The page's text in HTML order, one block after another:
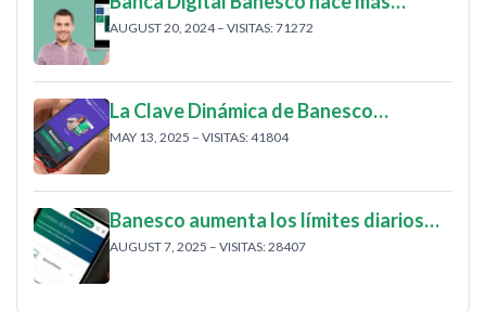
AUGUST 20, 2024 – VISITAS: 71272
La Clave Dinámica de Banesco…
MAY 13, 2025 – VISITAS: 41804
Banesco aumenta los límites diarios…
AUGUST 7, 2025 – VISITAS: 28407